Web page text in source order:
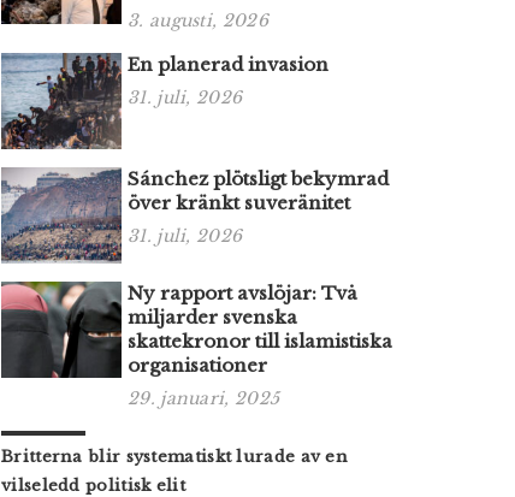
3. augusti, 2026
En planerad invasion
31. juli, 2026
Sánchez plötsligt bekymrad
över kränkt suveränitet
31. juli, 2026
Ny rapport avslöjar: Två
miljarder svenska
skattekronor till islamistiska
organisationer
29. januari, 2025
Britterna blir systematiskt lurade av en
vilseledd politisk elit